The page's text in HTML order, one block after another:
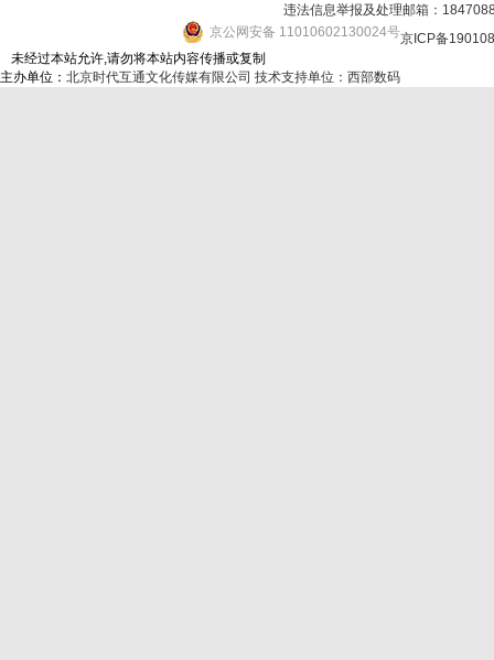
违法信息举报及处理邮箱：
京公网安备 11010602130024号京ICP备
未经过本站允许,请勿将本站内容传播或复制
主办单位： 北京时代互通文化传媒有限公司 技术支持单位：西部数码